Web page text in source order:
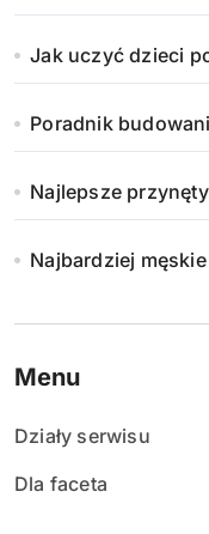
Jak uczyć dzieci
Poradnik
Najlepsze
Najbardziej
Menu
Działy serwisu
Dla faceta